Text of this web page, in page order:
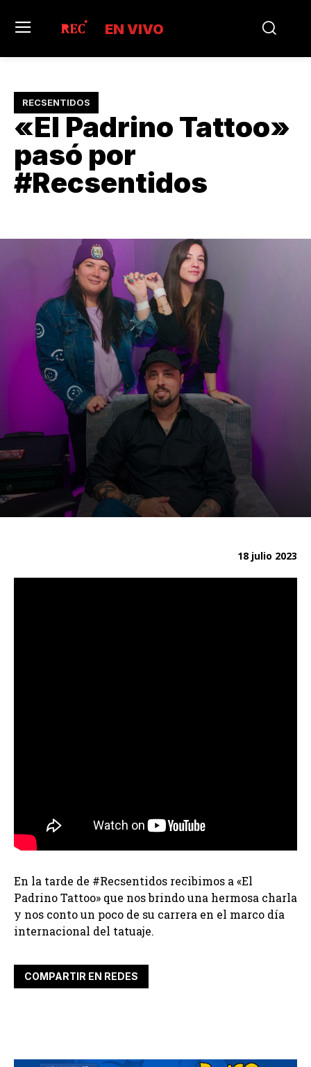
EN VIVO
RECSENTIDOS
«El Padrino Tattoo»
pasó por
#Recsentidos
18 julio 2023
En la tarde de #Recsentidos recibimos a «El
Padrino Tattoo» que nos brindo una hermosa charla
y nos conto un poco de su carrera en el marco día
internacional del tatuaje.
COMPARTIR EN REDES